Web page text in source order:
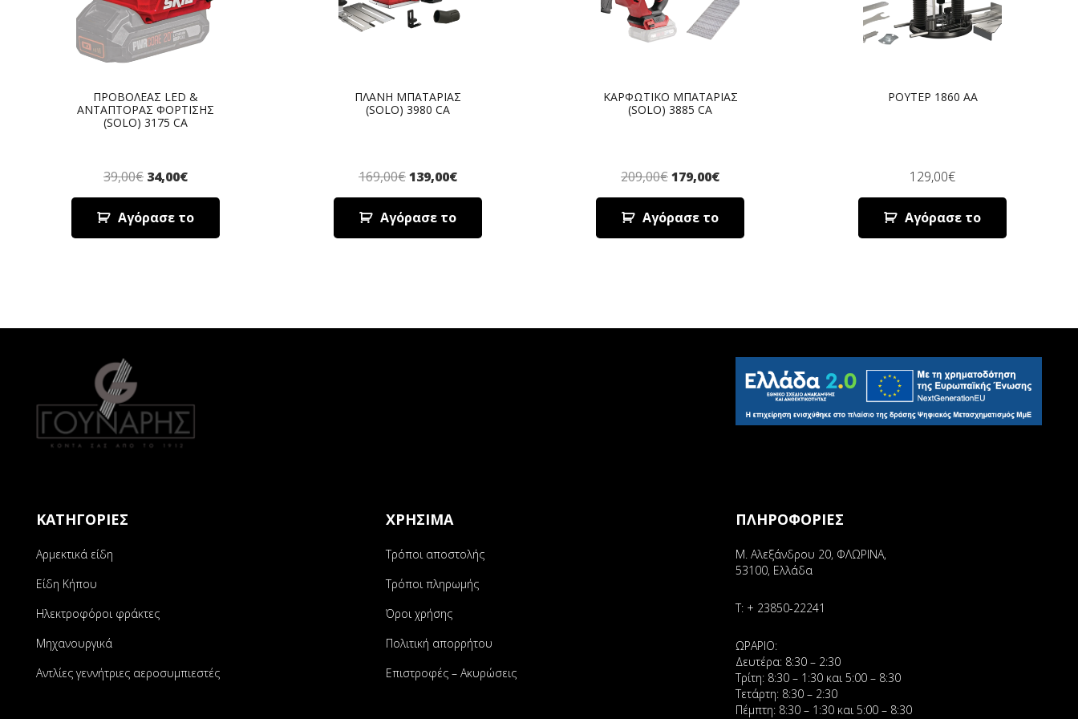
ΠΡΟΒΟΛΕΑΣ LED &
ΑΝΤΑΠΤΟΡΑΣ ΦΟΡΤΙΣΗΣ
(SOLO) 3175 CA
39,00€ 34,00€
Αγόρασε το
ΠΛΑΝΗ ΜΠΑΤΑΡΙΑΣ
(SOLO) 3980 CA
169,00€139,00€
Αγόρασε το
ΚΑΡΦΩΤΙΚΟ ΜΠΑΤΑΡΙΑΣ
(SOLO) 3885 CA
209,00€179,00€
Αγόρασε το
ΡΟΥΤΕΡ 1860 AA
129,00€
Αγόρασε το
ΚΑΤΗΓΟΡΙΕΣ
Αρμεκτικά είδη
Είδη Κήπου
Ηλεκτροφόροι φράκτες
Μηχανουργικά
Αντλίες γεννήτριες αεροσυμπιεστές
ΧΡΗΣΙΜΑ
Τρόποι αποστολής
Τρόποι πληρωμής
Όροι χρήσης
Πολιτική απορρήτου
Επιστροφές – Ακυρώσεις
ΠΛΗΡΟΦΟΡΙΕΣ
Μ. Αλεξάνδρου 20, ΦΛΩΡΙΝΑ,
53100, Ελλάδα
Τ: + 23850-22241
ΩΡΑΡΙΟ:
Δευτέρα: 8:30 – 2:30
Τρίτη: 8:30 – 1:30 και 5:00 – 8:30
Τετάρτη: 8:30 – 2:30
Πέμπτη: 8:30 – 1:30 και 5:00 – 8:30